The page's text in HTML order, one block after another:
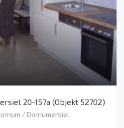
20-157a (Objekt 52702)
/ Dornumersiel